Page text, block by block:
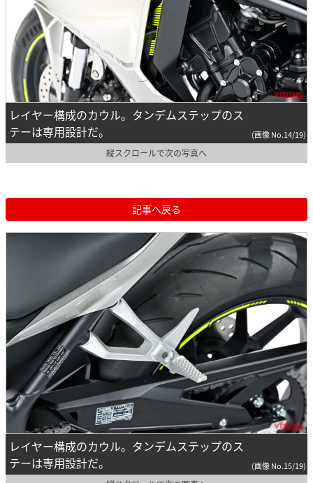
レイヤー構成のカウル。タンデムステップのス
テーは専用設計だ。
(画像 No.14/19)
縦スクロールで次の写真へ
記事へ戻る
レイヤー構成のカウル。タンデムステップのス
テーは専用設計だ。
(画像 No.15/19)